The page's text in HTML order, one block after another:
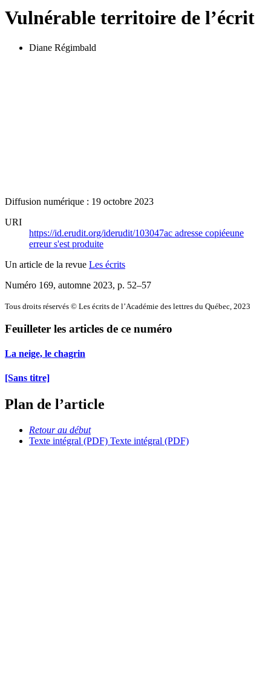
Vulnérable territoire de l’écrit
Diane Régimbald
Diffusion numérique : 19 octobre 2023
URI
https://id.erudit.org/iderudit/103047ac adresse copiéeune
erreur s'est produite
Un article de la revue Les écrits
Numéro 169, automne 2023, p. 52–57
Tous droits réservés © Les écrits de l’Académie des lettres du Québec, 2023
Feuilleter les articles de ce numéro
La neige, le chagrin
[Sans titre]
Plan de l’article
Retour au début
Texte intégral (PDF) Texte intégral (PDF)